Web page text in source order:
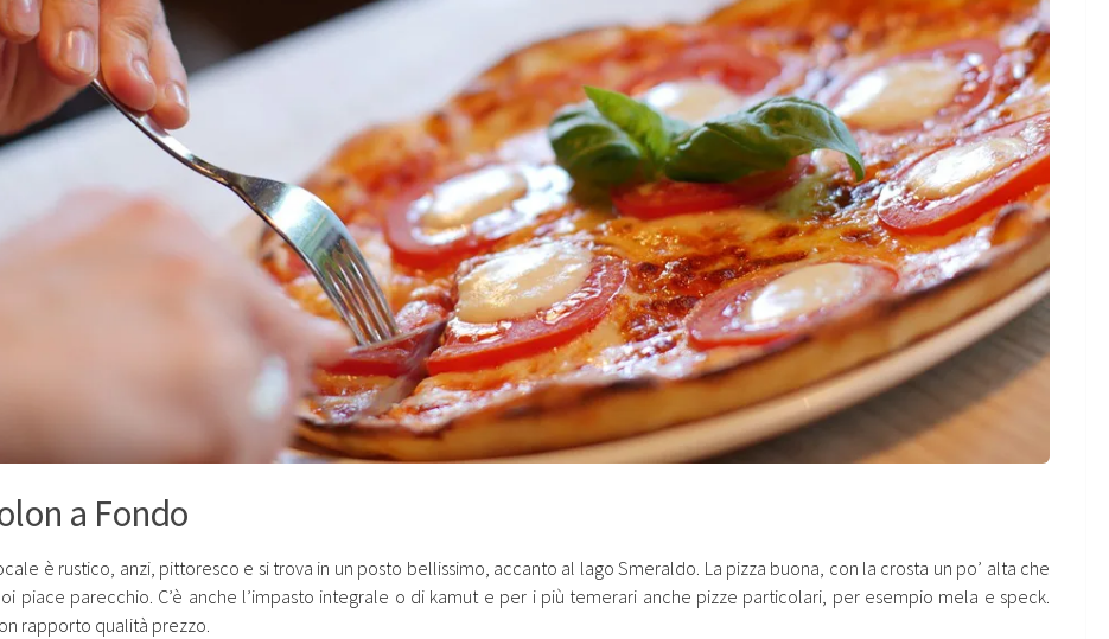
a Fondo
è rustico, anzi, pittoresco e si trova in un posto bellissimo, accanto al lago Smeraldo. La pizza buona, con la crosta un po’ alta che
piace parecchio. C’è anche l’impasto integrale o di kamut e per i più temerari anche pizze particolari, per esempio mela e speck.
rapporto qualità prezzo.